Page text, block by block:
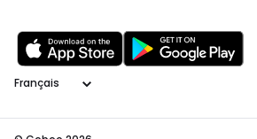
Langage